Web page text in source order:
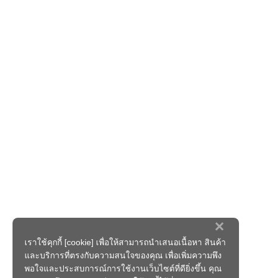
×
เราใช้คุกกี้ [cookie] เพื่อให้สามารถนำเสนอเนื้อหา สินค้า
และบริการที่ตรงกับความสนใจของคุณ เพื่อเพิ่มความพึง
พอใจและประสบการณ์การใช้งานเว็บไซต์ที่ดียิ่งขึ้น คุณ